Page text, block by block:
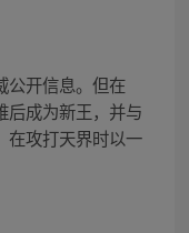
公开信息。但在
后成为新王，并与
在攻打天界时以一